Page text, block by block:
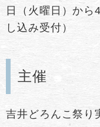
日（火曜日）から
し込み受付）
主催
吉井どろんこ祭り